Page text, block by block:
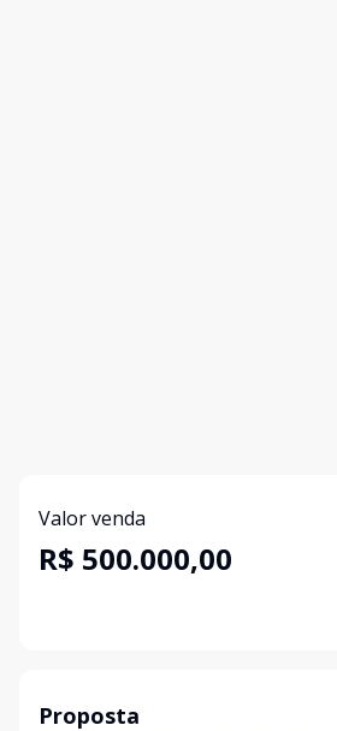
Valor venda
R$ 500.000,00
Proposta